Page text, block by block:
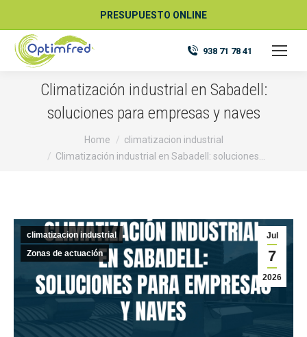
PRESUPUESTO ONLINE
938 71 78 41
Climatización industrial en Sabadell:
soluciones para empresas y naves
Home
climatizacion industrial
Climatización industrial en Sabadell: soluciones…
Jul
7
2026
climatizacion industrial
Zonas de actuación